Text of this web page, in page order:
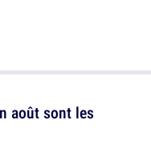
août sont les